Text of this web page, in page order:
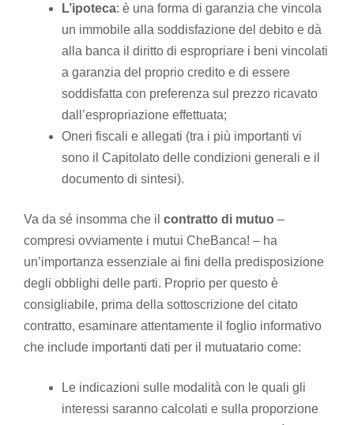
L’ipoteca: è una forma di garanzia che vincola
un immobile alla soddisfazione del debito e dà
alla banca il diritto di espropriare i beni vincolati
a garanzia del proprio credito e di essere
soddisfatta con preferenza sul prezzo ricavato
dall’espropriazione effettuata;
Oneri fiscali e allegati (tra i più importanti vi
sono il Capitolato delle condizioni generali e il
documento di sintesi).
Va da sé insomma che il contratto di mutuo –
compresi ovviamente i mutui CheBanca! – ha
un’importanza essenziale ai fini della predisposizione
degli obblighi delle parti. Proprio per questo è
consigliabile, prima della sottoscrizione del citato
contratto, esaminare attentamente il foglio informativo
che include importanti dati per il mutuatario come:
Le indicazioni sulle modalità con le quali gli
interessi saranno calcolati e sulla proporzione